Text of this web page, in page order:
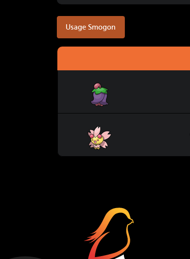
Usage Smogon